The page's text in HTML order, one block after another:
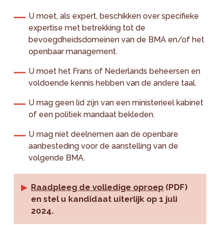
U moet, als expert, beschikken over specifieke
expertise met betrekking tot de
bevoegdheidsdomeinen van de BMA en/of het
openbaar management.
U moet het Frans of Nederlands beheersen en
voldoende kennis hebben van de andere taal.
U mag geen lid zijn van een ministerieel kabinet
of een politiek mandaat bekleden.
U mag niet deelnemen aan de openbare
aanbesteding voor de aanstelling van de
volgende BMA.
Raadpleeg de volledige oproep (PDF)
en stel u kandidaat uiterlijk op 1 juli
2024.